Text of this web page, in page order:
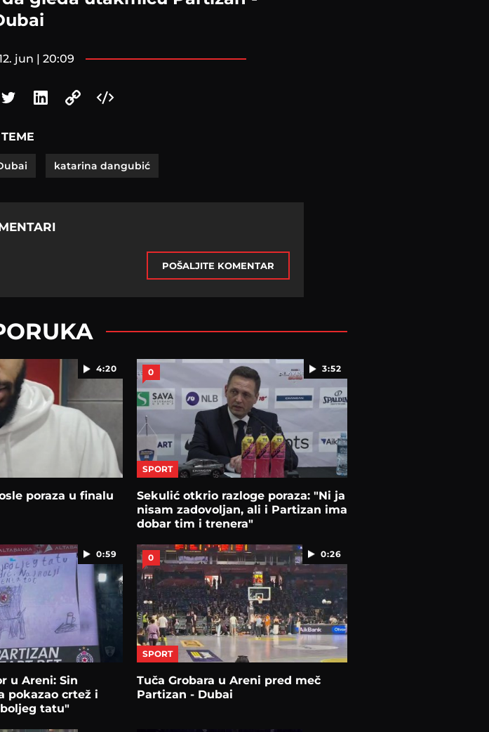
jun | 20:09
TEME
katarina dangubić
POŠALJITE KOMENTAR
4:20
poraza u finalu
3:52
0
SPORT
Sekulić otkrio razloge poraza: "Ni ja
nisam zadovoljan, ali i Partizan ima
dobar tim i trenera"
0:59
u Areni: Sin
pokazao crtež i
tatu"
0:26
0
SPORT
Tuča Grobara u Areni pred meč
Partizan - Dubai